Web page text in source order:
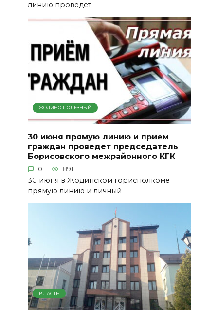
линию проведет
ЖОДИНО ПОЛЕЗНЫЙ
30 июня прямую линию и прием
граждан проведет председатель
Борисовского межрайонного КГК
0 891
30 июня в Жодинском горисполкоме
прямую линию и личный
ВЛАСТЬ